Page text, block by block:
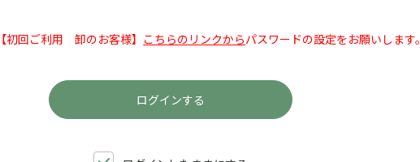
【初回ご利用 卸のお客様】 こちらのリンクからパスワードの設定をお願いします。